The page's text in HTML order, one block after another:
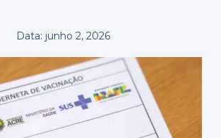
Data: junho 2, 2026